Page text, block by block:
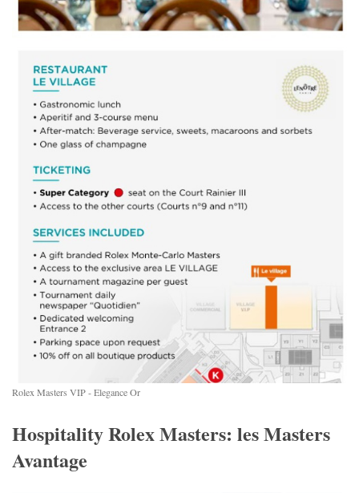
Rolex Masters VIP - Elegance Or
Hospitality Rolex Masters: les Masters
Avantage